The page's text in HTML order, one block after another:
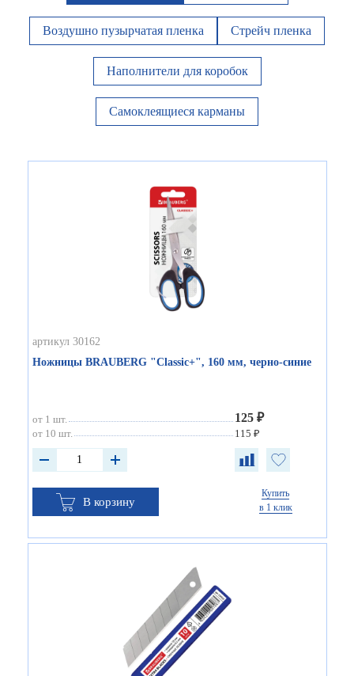
Воздушно пузырчатая пленка Стрейч пленка
Наполнители для коробок
Самоклеящиеся карманы
артикул 30162
Ножницы BRAUBERG "Classic+", 160 мм, черно-синие
от 1 шт. 125 ₽
от 10 шт. 115 ₽
В корзину
Купить
в 1 клик